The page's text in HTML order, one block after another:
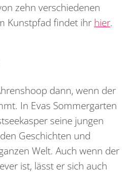
zehn verschiedenen
Kunstpfad findet ihr hier.
dann, wenn der
In Evas Sommergarten
seine jungen
Geschichten und
Welt. Auch wenn der
ist, lässt er sich auch